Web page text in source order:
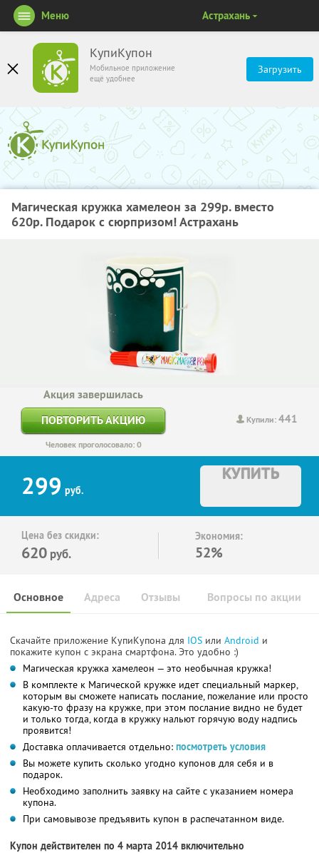
КупиКупон
Мобильное приложение
ещё удобнее
Загрузить
Меню Астрахань
Магическая кружка хамелеон за 299р. вместо
620р. Подарок с сюрпризом! Астрахань
Купили:441
Акция завершилась
ПОВТОРИТЬ АКЦИЮ
Человек проголосовало: 0
299 руб.
КУПИТЬ
Цена без скидки:
620 руб.
Экономия:
52%
Основное Отзывы Вопросы по акции
Адреса
Скачайте приложение КупиКупона для IOS или Android и
покажите купон с экрана смартфона. Это удобно :)
Магическая кружка хамелеон — это необычная кружка!
В комплекте к Магической кружке идет специальный маркер,
которым вы сможете написать послание, пожелание или просто
какую-то фразу на кружке, при этом послание видно не будет
и только тогда, когда в кружку нальют горячую воду надпись
проявится!
Доставка оплачивается отдельно: посмотреть условия
Вы можете купить сколько угодно купонов для себя и в
подарок.
Необходимо заполнить заявку на сайте с указанием номера
купона.
При самовывозе предъявить купон в распечатанном виде.
Купон действителен по 4 марта 2014 включительно